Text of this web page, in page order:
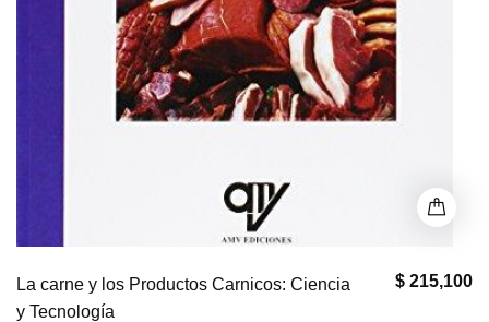
$ 215,100
La carne y los Productos Carnicos: Ciencia
y Tecnología